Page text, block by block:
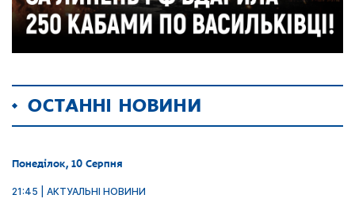
ОСТАННІ НОВИНИ
Понеділок, 10 Серпня
21:45 | АКТУАЛЬНІ НОВИНИ